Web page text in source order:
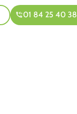
01 84 25 40 38